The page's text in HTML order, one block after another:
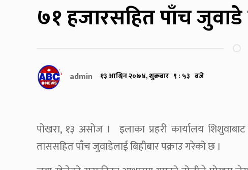
७१ हजारसहित पाँच जुवाडे
admin १३ आश्विन २०७४, शुक्रबार ९ : ५३ बजे
पोखरा, १३ असोज । इलाका प्रहरी कार्यालय
ताससहित पाँच जुवाडेलाई बिहीबार पक्राउ गरेको छ ।